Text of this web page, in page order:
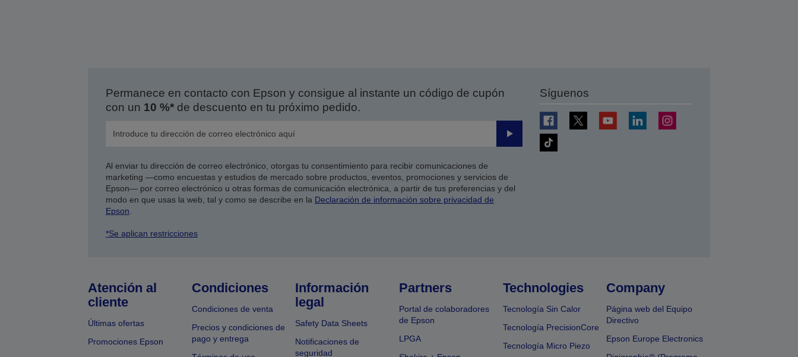
Permanece en contacto con Epson y consigue al instante un código de cupón
con un 10 %*de descuento en tu próximo pedido.
Enviar
Al enviar tu dirección de correo electrónico, otorgas tu consentimiento para recibir comunicaciones de
marketing —como encuestas y estudios de mercado sobre productos, eventos, promociones y servicios de
Epson— por correo electrónico u otras formas de comunicación electrónica, a partir de tus preferencias y del
modo en que usas la web, tal y como se describe en la Declaración de información sobre privacidad de
Epson
*Se aplican restricciones
Síguenos
Atención al
cliente
Últimas ofertas
Promociones Epson
Condiciones
Condiciones de venta
Precios y condiciones de
pago y entrega
Información
legal
Safety Data Sheets
Notificaciones de
seguridad
Partners
Portal de colaboradores
de Epson
LPGA
Technologies
Tecnología Sin Calor
Tecnología PrecisionCore
Tecnología Micro Piezo
Company
Página web del Equipo
Directivo
Epson Europe Electronics